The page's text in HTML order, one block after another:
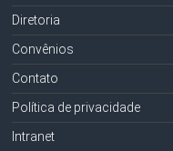
Diretoria
Convênios
Contato
Política de privacidade
Intranet